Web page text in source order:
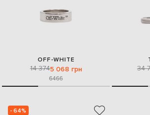
OFF-WHITE
14 3745 068 грн
6466
34
- 64%